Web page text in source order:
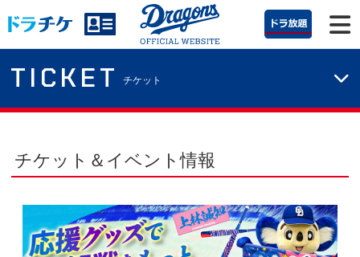
TICKET チケット
チケット＆イベント情報